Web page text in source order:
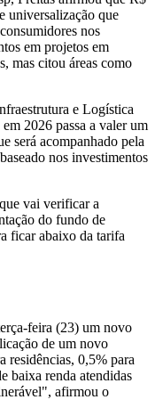
universalização que
nos
em projetos em
mas citou áreas como
e Logística
2026 passa a valer um
será acompanhado pela
nos investimentos
vai verificar a
do fundo de
ficar abaixo da tarifa
feira (23) um novo
de um novo
residências, 0,5% para
baixa renda atendidas
afirmou o